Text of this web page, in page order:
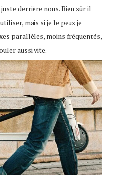
derrière nous. Bien sûr il
mais si je le peux je
parallèles, moins fréquentés,
aussi vite.